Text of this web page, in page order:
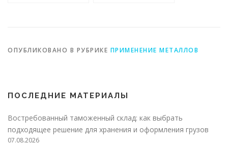
ОПУБЛИКОВАНО В РУБРИКЕ ПРИМЕНЕНИЕ МЕТАЛЛОВ
ПОСЛЕДНИЕ МАТЕРИАЛЫ
Востребованный таможенный склад: как выбрать
подходящее решение для хранения и оформления грузов
07.08.2026